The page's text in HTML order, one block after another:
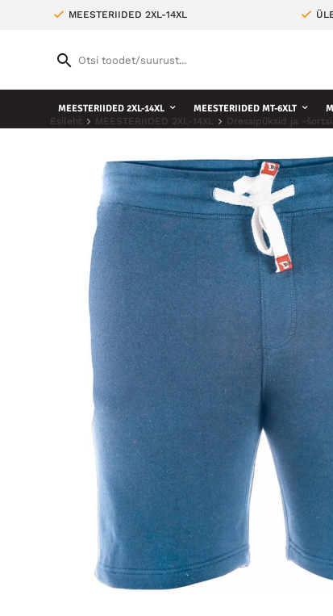
MEESTERIIDED 2XL-14XL
MEESTERIIDED 2XL-14XL MEESTERIIDED MT-6XLT
Esileht MEESTERIIDED 2XL-14XL Dressipüksid ja -